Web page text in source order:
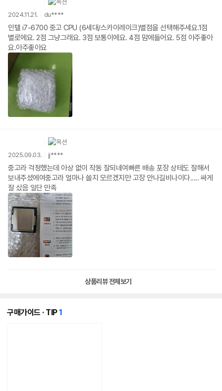
2024.11.21. du****
인텔 i7-6700 중고 CPU (6세대/스카이레이크)별점을 선택해주세요.1점
별로에요. 2점 그냥그래요. 3점 보통이에요. 4점 맘에들어요. 5점 아주좋아
요.아주좋아요
2025.09.03. jj****
중고라 걱정했는데 아상 없이 작동 잘되네여빠른 배송 포장 상테도 잘해서
보내주셨에여중고라 얼마나 쓸지 모르겠지만 고장 안나길비나이다..... 싸게
잘 샀음 일단 만족
상품리뷰 전체보기
구매가이드 · TIP1개